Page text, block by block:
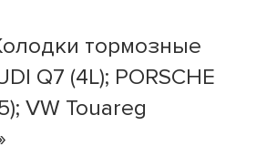
тормозные
Q7 (4L); PORSCHE
VW Touareg